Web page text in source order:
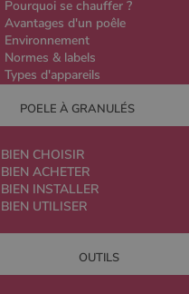
Pourquoi se chauffer ?
Avantages d'un poêle
Environnement
Normes & labels
Types d'appareils
POELE À GRANULÉS
BIEN CHOISIR
BIEN ACHETER
BIEN INSTALLER
BIEN UTILISER
OUTILS